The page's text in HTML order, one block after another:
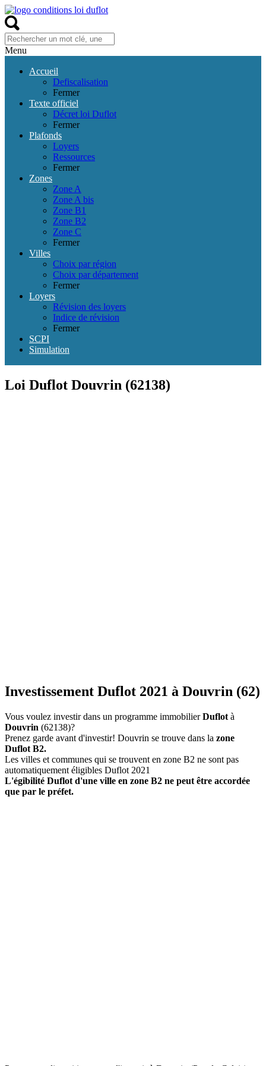
Menu
Accueil
Defiscalisation
Fermer
Texte officiel
Décret loi Duflot
Fermer
Plafonds
Loyers
Ressources
Fermer
Zones
Zone A
Zone A bis
Zone B1
Zone B2
Zone C
Fermer
Villes
Choix par région
Choix par département
Fermer
Loyers
Révision des loyers
Indice de révision
Fermer
SCPI
Simulation
Loi Duflot Douvrin (62138)
Investissement Duflot 2021 à Douvrin (62)
Vous voulez investir dans un programme immobilierDuflot à
Douvrin (62138)?
Prenez garde avant d'investir! Douvrin se trouve dans la zone
Duflot B2.
Les villes et communes qui se trouvent en zone B2 ne sont pas
automatiquement éligibles Duflot 2021
L'égibilité Duflot d'une ville en zone B2 ne peut être accordée
que par le préfet.